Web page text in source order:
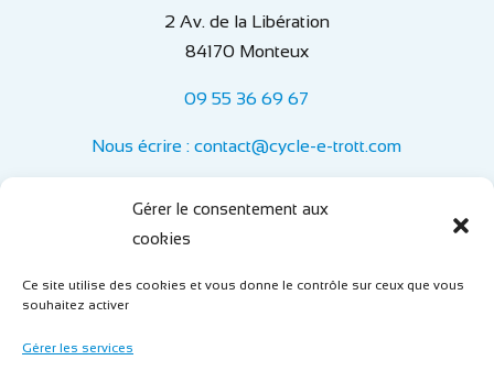
Gérer le consentement aux
cookies
Ce site utilise des cookies et vous donne le contrôle sur ceux que vous
souhaitez activer
Gérer les services
2 Av. de la Libération
84170 Monteux
09 55 36 69 67
Nous écrire : contact@cycle-e-trott.com
Informations
Lundi au vendredi : 9h-12h et de 14h-18h